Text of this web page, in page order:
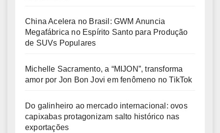
China Acelera no Brasil: GWM Anuncia
Megafábrica no Espírito Santo para Produção
de SUVs Populares
Michelle Sacramento, a “MIJON”, transforma
amor por Jon Bon Jovi em fenômeno no TikTok
Do galinheiro ao mercado internacional: ovos
capixabas protagonizam salto histórico nas
exportações